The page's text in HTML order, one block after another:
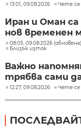
13:01, 09.08.2026 Чете се
Иран и Оман са
нов временен
08:05, 09.08.2026 (обновена)
Близък изток
Важно
трябва сами
12:27, 09.08.2026 Чете се